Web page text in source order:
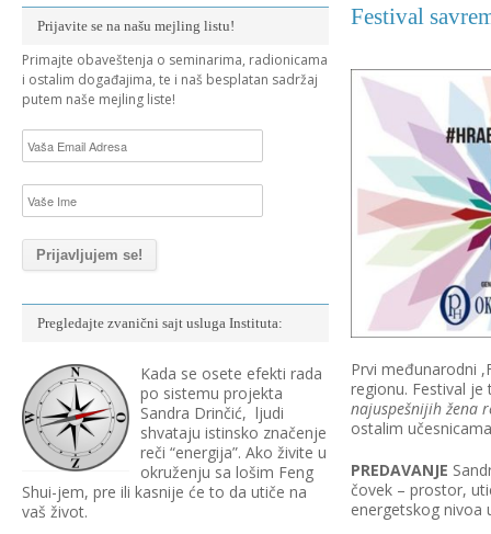
Festival
Prvi međunarodni
regionu. Festival
najuspešnijih žena
ostalim
PREDAVANJE
čovek – prostor,
energetskog nivoa
Prijavite se na našu mejling listu!
Primajte obaveštenja o seminarima, radionicama
i ostalim događajima, te i naš besplatan sadržaj
putem naše mejling liste!
Pregledajte zvanični sajt usluga Instituta:
Kada se osete efekti rada
po sistemu projekta
Sandra Drinčić, ljudi
shvataju istinsko značenje
reči “energija”. Ako živite u
okruženju sa lošim Feng
Shui-jem, pre ili kasnije će to da utiče na
vaš život.